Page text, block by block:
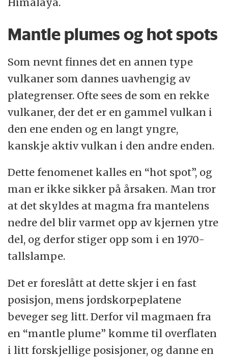
Mantle plumes og hot spots
Som nevnt finnes det en annen type
vulkaner som dannes uavhengig av
plategrenser. Ofte sees de som en rekke
vulkaner, der det er en gammel vulkan i
den ene enden og en langt yngre,
kanskje aktiv vulkan i den andre enden.
Dette fenomenet kalles en “hot spot”, og
man er ikke sikker på årsaken. Man tror
at det skyldes at magma fra mantelens
nedre del blir varmet opp av kjernen ytre
del, og derfor stiger opp som i en 1970-
tallslampe.
Det er foreslått at dette skjer i en fast
posisjon, mens jordskorpeplatene
beveger seg litt. Derfor vil magmaen fra
en “mantle plume” komme til overflaten
i litt forskjellige posisjoner, og danne en